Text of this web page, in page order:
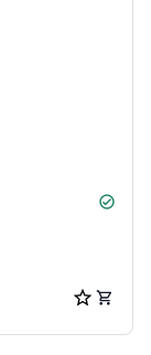
check_circle